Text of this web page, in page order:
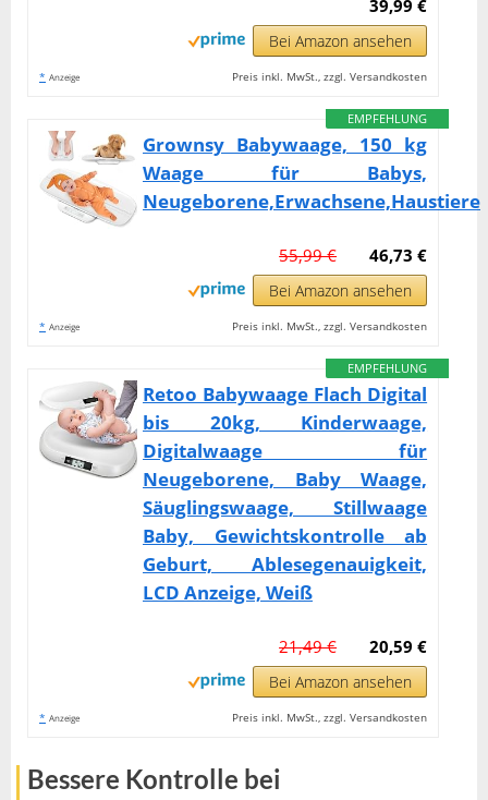
39,99 €
Bei Amazon ansehen
* Anzeige Preis inkl. MwSt., zzgl. Versandkosten
EMPFEHLUNG
Grownsy Babywaage, 150 kg
Waage für Babys,
Neugeborene,Erwachsene,Haustiere
46,73 €
55,99 €
Bei Amazon ansehen
* Anzeige Preis inkl. MwSt., zzgl. Versandkosten
EMPFEHLUNG
Retoo Babywaage Flach Digital
bis 20kg, Kinderwaage,
Digitalwaage für
Neugeborene, Baby Waage,
Säuglingswaage, Stillwaage
Baby, Gewichtskontrolle ab
Geburt, Ablesegenauigkeit,
LCD Anzeige, Weiß
20,59 €
21,49 €
Bei Amazon ansehen
* Anzeige Preis inkl. MwSt., zzgl. Versandkosten
Bessere Kontrolle bei